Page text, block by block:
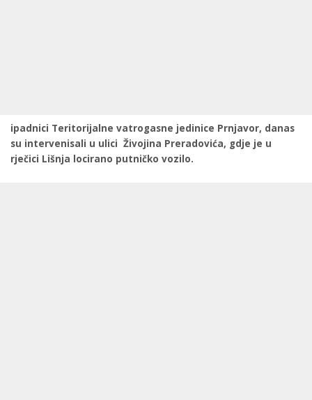
ipadnici Teritorijalne vatrogasne jedinice Prnjavor, danas
su intervenisali u ulici Živojina Preradovića, gdje je u
rječici Lišnja locirano putničko vozilo.